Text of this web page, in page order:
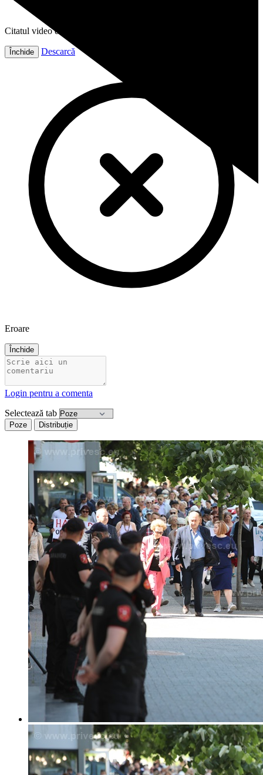
Citatul video este gata!
Închide Descarcă
Eroare
Închide
Login pentru a comenta
Selectează tab
Poze Distribuție